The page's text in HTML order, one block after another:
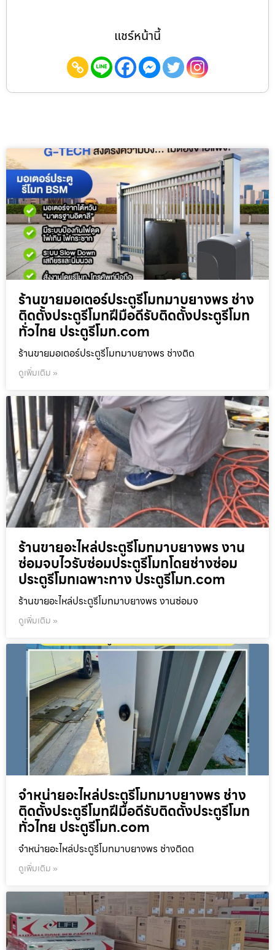
แชร์หน้านี้
ร้านขายมอเตอร์ประตูรีโมทมาบยางพร ช่าง
ติดตั้งประตูรีโมทฝีมือดีรับติดตั้งประตูรีโมท
ทั่วไทย ประตูรีโมท.com
ร้านขายมอเตอร์ประตูรีโมทมาบยางพร ช่างติด
ดูเพิ่มเติม »
ร้านขายอะไหล่ประตูรีโมทมาบยางพร งาน
ซ่อมจบไวรับซ่อมประตูรีโมทโดยช่างซ่อม
ประตูรีโมทเฉพาะทาง ประตูรีโมท.com
ร้านขายอะไหล่ประตูรีโมทมาบยางพร งานซ่อมจ
ดูเพิ่มเติม »
จำหน่ายอะไหล่ประตูรีโมทมาบยางพร ช่าง
ติดตั้งประตูรีโมทฝีมือดีรับติดตั้งประตูรีโมท
ทั่วไทย ประตูรีโมท.com
จำหน่ายอะไหล่ประตูรีโมทมาบยางพร ช่างติดต
ดูเพิ่มเติม »